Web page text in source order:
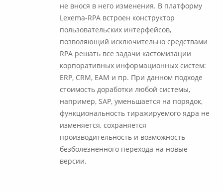
не внося в него изменения. В платформу
Lexema-RPA встроен конструктор
пользовательских интерфейсов,
позволяющий исключительно средствами
RPA решать все задачи кастомизации
корпоративных информационных систем:
ERP, CRM, EAM и пр. При данном подходе
стоимость доработки любой системы,
например, SAP, уменьшается на порядок,
функциональность тиражируемого ядра не
изменяется, сохраняется
производительность и возможность
безболезненного перехода на новые
версии.